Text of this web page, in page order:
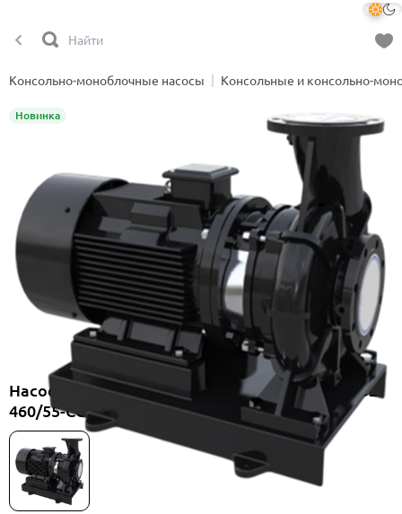
Консольно-моноблочные насосы Консольные и консольно-
Насос консольно-моноблочный Onimiq NBF 32-
460/55-CCL/2-TFBQQV, артикул 20216953
Новинка